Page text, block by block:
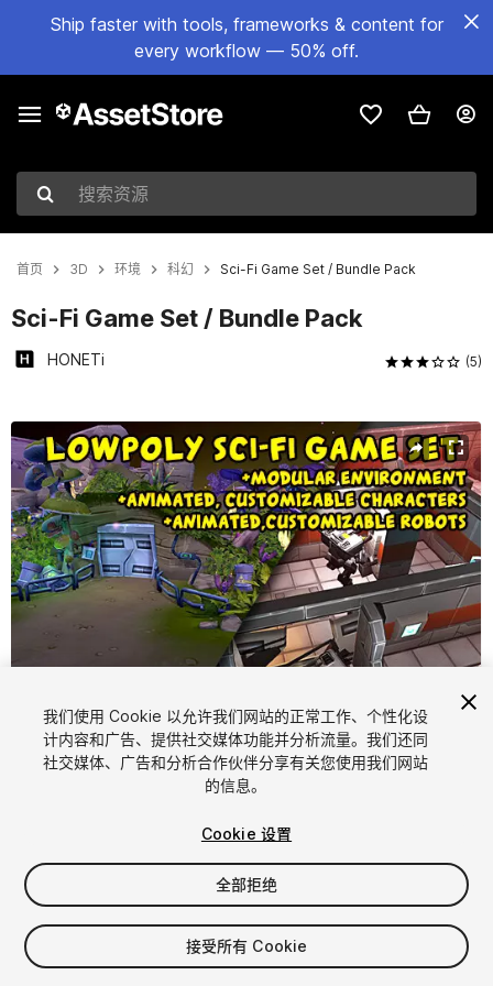
Ship faster with tools, frameworks & content for
every workflow — 50% off.
搜索资源
首页 3D 环境 科幻 Sci-Fi Game Set / Bundle Pack
Sci-Fi Game Set / Bundle Pack
HONETi (5)
当前幻灯片：1 / 40
1 40
$59.99
我们使用 Cookie 以允许我们网站的正常工作、个性化设
计内容和广告、提供社交媒体功能并分析流量。我们还同
社交媒体、广告和分析合作伙伴分享有关您使用我们网站
的信息。
Cookie 设置
全部拒绝
接受所有 Cookie